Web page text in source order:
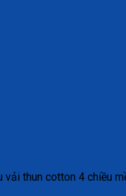
thun cotton 4 chiều